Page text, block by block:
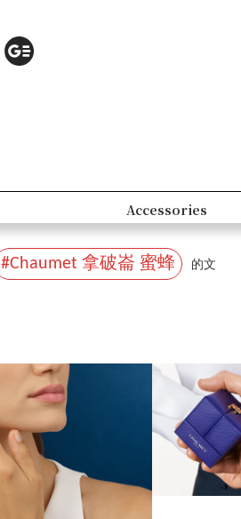
Accessories
#Chaumet 拿破崙 蜜蜂
的文